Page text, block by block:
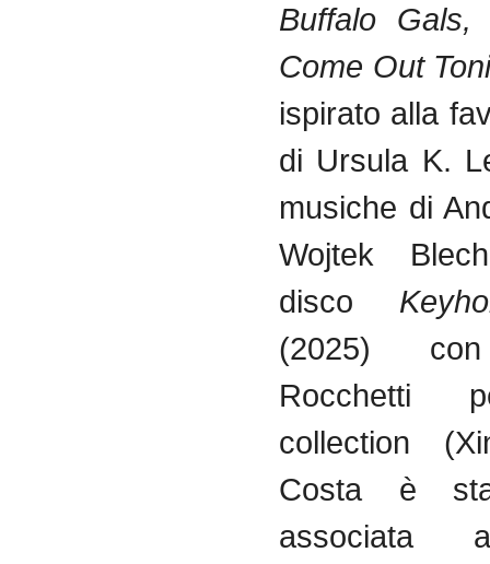
Buffalo Gals,
Come Out
ispirato alla
di Ursula K.
musiche di
Wojtek
disco
(2025)
Rocchetti
collection
Costa è
associata